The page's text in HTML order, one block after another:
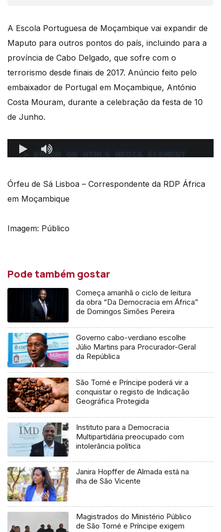
A Escola Portuguesa de Moçambique vai expandir de
Maputo para outros pontos do país, incluindo para a
província de Cabo Delgado, que sofre com o
terrorismo desde finais de 2017. Anúncio feito pelo
embaixador de Portugal em Moçambique, António
Costa Mouram, durante a celebração da festa de 10
de Junho.
Órfeu de Sá Lisboa – Correspondente da RDP África
em Moçambique
Imagem: Público
Pode também gostar
Começa amanhã o ciclo de leitura
da obra “Da Democracia em África”
de Domingos Simões Pereira
Governo cabo-verdiano escolhe
Júlio Martins para Procurador-Geral
da República
São Tomé e Príncipe poderá vir a
conquistar o registo de Indicação
Geográfica Protegida
Instituto para a Democracia
Multipartidária preocupado com
intolerância política
Janira Hopffer de Almada está na
ilha de São Vicente
Magistrados do Ministério Público
de São Tomé e Príncipe exigem